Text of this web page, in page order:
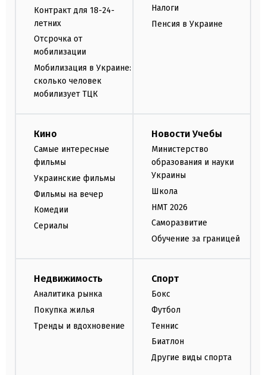
Контракт для 18-24-
летних
Отсрочка от
мобилизации
Мобилизация в Украине:
сколько человек
мобилизует ТЦК
Налоги
Пенсия в Украине
Кино
Самые интересные
фильмы
Украинские фильмы
Фильмы на вечер
Комедии
Сериалы
Новости Учебы
Министерство
образования и науки
Украины
Школа
НМТ 2026
Саморазвитие
Обучение за границей
Недвижимость
Аналитика рынка
Покупка жилья
Тренды и вдохновение
Спорт
Бокс
Футбол
Теннис
Биатлон
Другие виды спорта